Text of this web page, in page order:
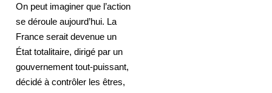
On peut imaginer que l’action
se déroule aujourd’hui. La
France serait devenue un
État totalitaire, dirigé par un
gouvernement tout-puissant,
décidé à contrôler les êtres,